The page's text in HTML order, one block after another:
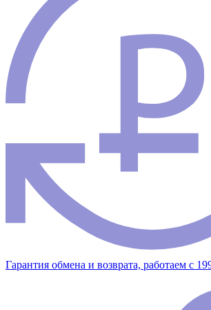
Гарантия обмена и возврата, работаем с